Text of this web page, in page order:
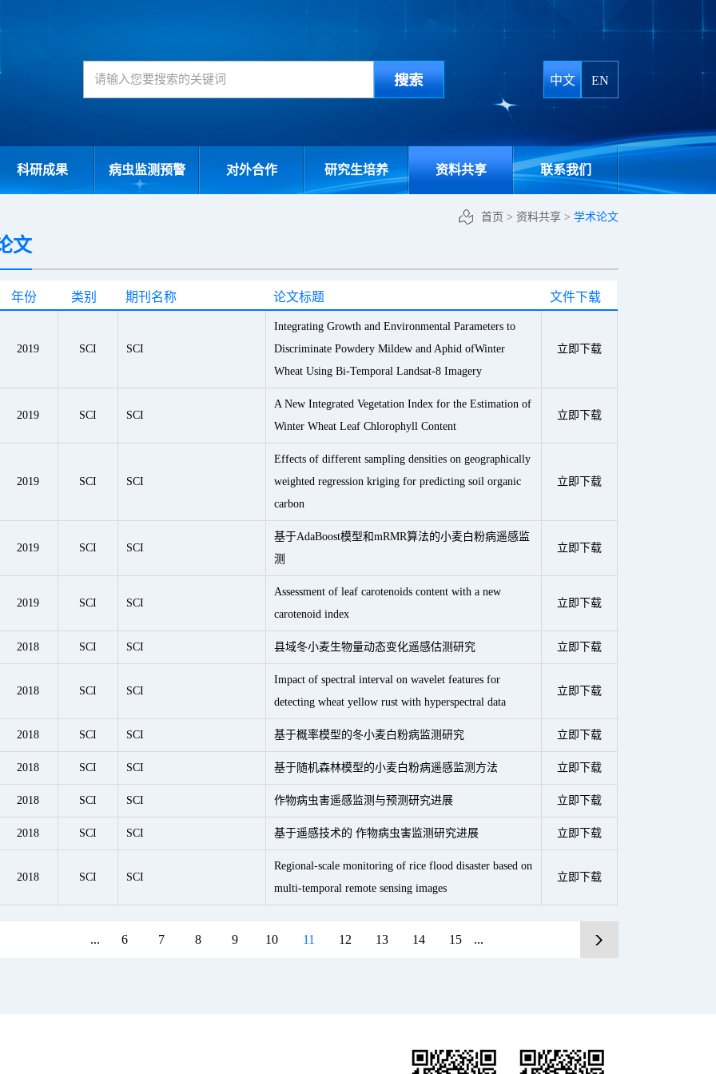
中文 EN
科研成果 病虫监测预警 对外合作 研究生培养 资料共享 联系我们
首页 > 资料共享 > 学术论文
文
年份 类别 期刊名称 论文标题 文件下载
2019 SCI SCI
Integrating Growth and Environmental Parameters to
Discriminate Powdery Mildew and Aphid ofWinter
Wheat Using Bi-Temporal Landsat-8 Imagery
立即下载
2019 SCI SCI
A New Integrated Vegetation Index for the Estimation of
Winter Wheat Leaf Chlorophyll Content
立即下载
2019 SCI SCI
Effects of different sampling densities on geographically
weighted regression kriging for predicting soil organic
carbon
立即下载
2019 SCI SCI
基于AdaBoost模型和mRMR算法的小麦白粉病遥感监
测
立即下载
2019 SCI SCI
Assessment of leaf carotenoids content with a new
carotenoid index
立即下载
2018 SCI SCI 县域冬小麦生物量动态变化遥感估测研究 立即下载
2018 SCI SCI
Impact of spectral interval on wavelet features for
detecting wheat yellow rust with hyperspectral data
立即下载
2018 SCI SCI 基于概率模型的冬小麦白粉病监测研究 立即下载
2018 SCI SCI 基于随机森林模型的小麦白粉病遥感监测方法 立即下载
2018 SCI SCI 作物病虫害遥感监测与预测研究进展 立即下载
2018 SCI SCI 基于遥感技术的 作物病虫害监测研究进展 立即下载
2018 SCI SCI
Regional-scale monitoring of rice flood disaster based on
multi-temporal remote sensing images
立即下载
... 6 7 8 9 10 11 12 13 14 15 ...